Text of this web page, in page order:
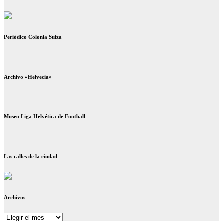
Periódico Colonia Suiza
Archivo «Helvecia»
Museo Liga Helvética de Football
Las calles de la ciudad
Archivos
Archivos